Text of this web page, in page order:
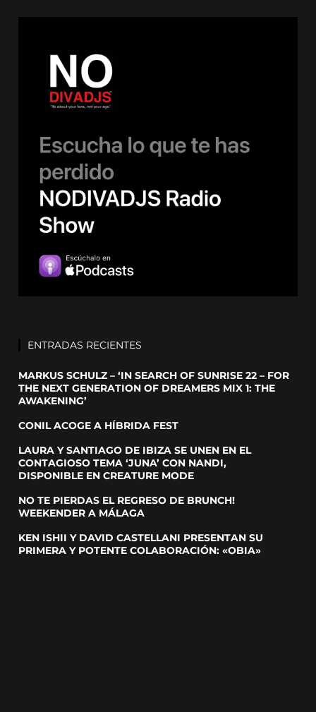
ENTRADAS RECIENTES
MARKUS SCHULZ – ‘IN SEARCH OF SUNRISE 22 – FOR
THE NEXT GENERATION OF DREAMERS MIX 1: THE
AWAKENING’
CONIL ACOGE A HÍBRIDA FEST
LAURA Y SANTIAGO DE IBIZA SE UNEN EN EL
CONTAGIOSO TEMA ‘JUNA’ CON NANDI,
DISPONIBLE EN CREATURE MODE
NO TE PIERDAS EL REGRESO DE BRUNCH!
WEEKENDER A MÁLAGA
KEN ISHII Y DAVID CASTELLANI PRESENTAN SU
PRIMERA Y POTENTE COLABORACIÓN: «OBIA»